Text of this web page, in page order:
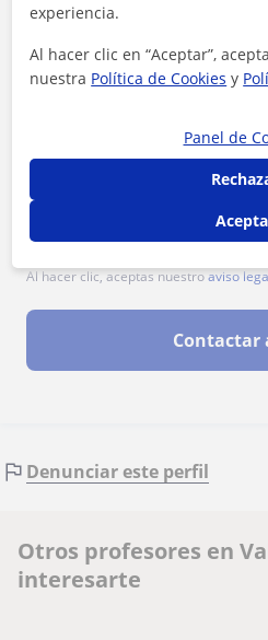
Al hacer clic, aceptas nuestroaviso
Contactar
Denunciar este perfil
Otros profesores en
interesarte
experiencia.
Al hacer clic en “Aceptar”,
nuestra Política de Cookies y
Panel de